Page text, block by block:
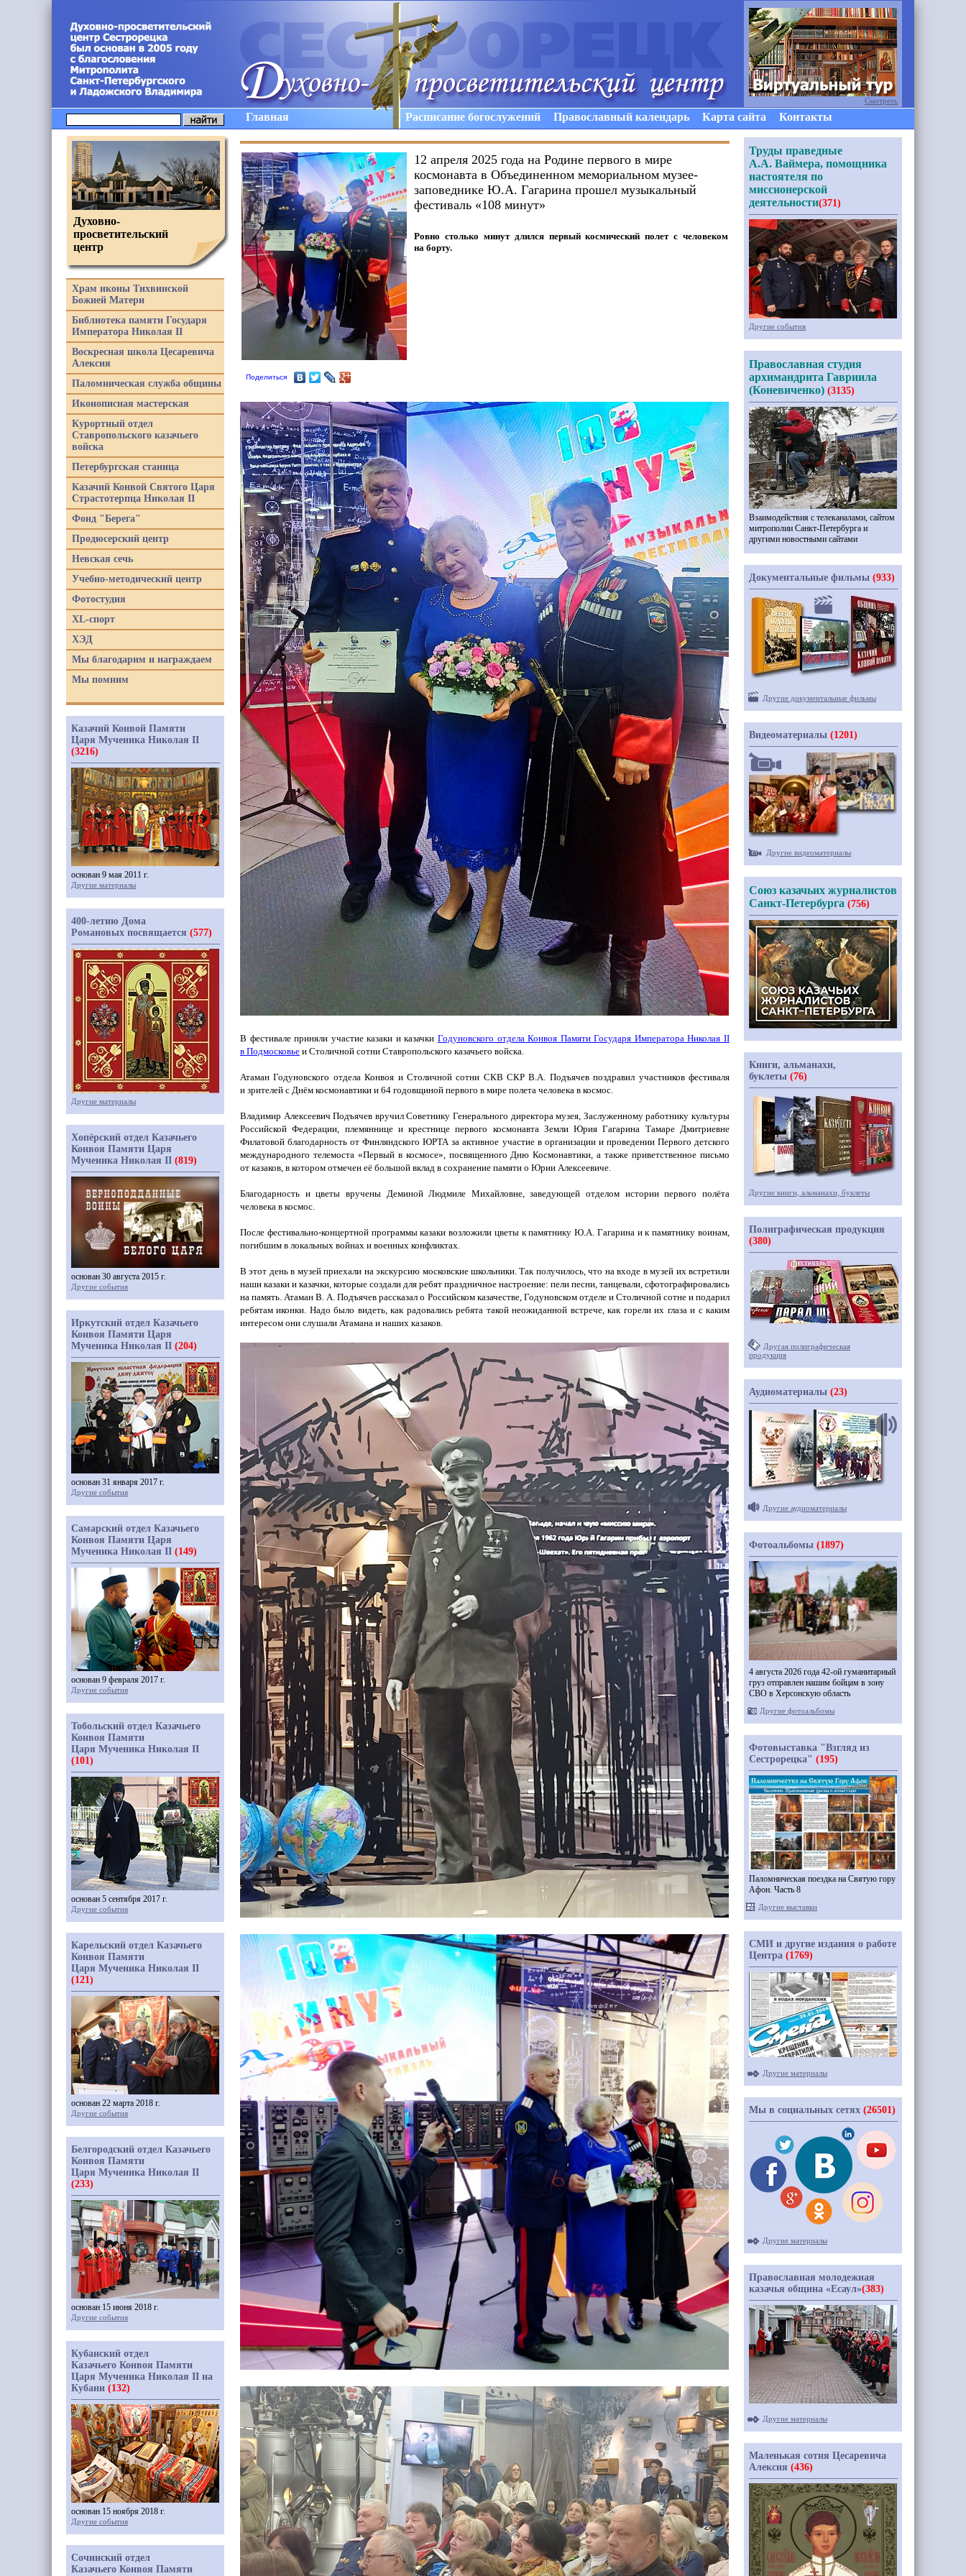
Главная Расписание богослужений Православный календарь Карта сайта Контакты
Поделиться
12 апреля 2025 года на Родине первого в мире
космонавта в Объединенном мемориальном музее-
заповеднике Ю.А. Гагарина прошел музыкальный
фестиваль «108 минут»
Ровно столько минут длился первый космический полет с человеком
на борту.
В фестивале приняли участие казаки и казачки Годуновского отдела Конвоя Памяти Государя Императора Николая II
в Подмосковье и Столичной сотни Ставропольского казачьего войска.
Атаман Годуновского отдела Конвоя и Столичной сотни СКВ СКР В.А. Подъячев поздравил участников фестиваля
и зрителей с Днём космонавтики и 64 годовщиной первого в мире полета человека в космос.
Владимир Алексеевич Подъячев вручил Советнику Генерального директора музея, Заслуженному работнику культуры
Российской Федерации, племяннице и крестнице первого космонавта Земли Юрия Гагарина Тамаре Дмитриевне
Филатовой благодарность от Финляндского ЮРТА за активное участие в организации и проведении Первого детского
международного телемоста «Первыйв космосе», посвященного Дню Космонавтики, а также приветственное письмо
от казаков, в котором отмечен её большой вклад в сохранение памяти о Юрии Алексеевиче.
Благодарность и цветы вручены Деминой Людмиле Михайловне, заведующей отделом истории первого полёта
человека в космос.
После фестивально-концертной программы казаки возложили цветы к памятнику Ю.А. Гагарина и к памятнику воинам,
погибшим в локальных войнах и военных конфликтах.
В этот день в музей приехали на экскурсию московские школьники. Так получилось, что на входе в музей их встретили
наши казаки и казачки, которые создали для ребят праздничное настроение: пели песни, танцевали, сфотографировались
на память. Атаман В. А. Подъячев рассказал о Российском казачестве, Годуновском отделе и Столичной сотне и подарил
ребятам иконки. Надо было видеть, как радовались ребята такой неожиданной встрече, как горели их глаза и с каким
интересом они слушали Атамана и наших казаков.
Духовно-
просветительский
центр
Храм иконы Тихвинской
Божией Матери
Библиотека памяти Государя
Императора Николая II
Воскресная школа Цесаревича
Алексия
Паломническая служба общины
Иконописная мастерская
Курортный отдел
Ставропольского казачьего
войска
Петербургская станица
Казачий Конвой Святого Царя
Страстотерпца Николая II
Фонд "Берега"
Продюсерский центр
Невская сечь
Учебно-методический центр
Фотостудия
XL-спорт
ХЭД
Мы благодарим и награждаем
Мы помним
Казачий Конвой Памяти
Царя Мученика Николая II
(3216)
основан 9 мая 2011 г.
Другие материалы
400-летию Дома
Романовых посвящается (577)
Другие материалы
Хопёрский отдел Казачьего
Конвоя Памяти Царя
Мученика Николая II (819)
основан 30 августа 2015 г.
Другие события
Иркутский отдел Казачьего
Конвоя Памяти Царя
Мученика Николая II (204)
основан 31 января 2017 г.
Другие события
Самарский отдел Казачьего
Конвоя Памяти Царя
Мученика Николая II (149)
основан 9 февраля 2017 г.
Другие события
Тобольский отдел Казачьего
Конвоя Памяти
Царя Мученика Николая II
(101)
основан 5 сентября 2017 г.
Другие события
Карельский отдел Казачьего
Конвоя Памяти
Царя Мученика Николая II
(121)
основан 22 марта 2018 г.
Другие события
Белгородский отдел Казачьего
Конвоя Памяти
Царя Мученика Николая II
(233)
основан 15 июня 2018 г.
Другие события
Кубанский отдел
Казачьего Конвоя Памяти
Царя Мученика Николая II на
Кубани (132)
основан 15 ноября 2018 г.
Другие события
Сочинский отдел
Казачьего Конвоя Памяти
Смотреть
Труды праведные
А.А. Ваймера, помощника
настоятеля по
миссионерской
деятельности(371)
Другие события
Православная студия
архимандрита Гавриила
(Коневиченко) (3135)
Взаимодействия с телеканалами, сайтом
митрополии Санкт-Петербурга и
другими новостными сайтами
Документальные фильмы (933)
Другие документальные фильмы
Видеоматериалы (1201)
Другие видеоматериалы
Союз казачьих журналистов
Санкт-Петербурга (756)
Книги, альманахи,
буклеты (76)
Другие книги, альманахи, буклеты
Полиграфическая продукция
(380)
Другая полиграфическая
продукция
Аудиоматериалы (23)
Другие аудиоматериалы
Фотоальбомы (1897)
4 августа 2026 года 42-ой гуманитарный
груз отправлен нашим бойцам в зону
СВО в Херсонскую область
Другие фотоальбомы
Фотовыставка "Взгляд из
Сестрорецка" (195)
Паломническая поездка на Святую гору
Афон. Часть 8
Другие выставки
СМИ и другие издания о работе
Центра (1769)
Другие материалы
Мы в социальных сетях (26501)
Другие материалы
Православная молодежная
казачья община «Есаул»(383)
Другие материалы
Маленькая сотня Цесаревича
Алексия (436)